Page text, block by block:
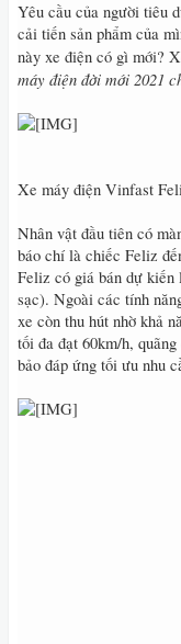
Yêu cầu của người tiêu
cải tiến sản phẩm của
này xe điện có gì mới?
máy điện đời mới 2021
Xe máy điện Vinfast
Nhân vật đầu tiên có
báo chí là chiếc Feliz
Feliz có giá bán dự kiến
sạc). Ngoài các tính
xe còn thu hút nhờ khả
tối đa đạt 60km/h,
bảo đáp ứng tối ưu nhu